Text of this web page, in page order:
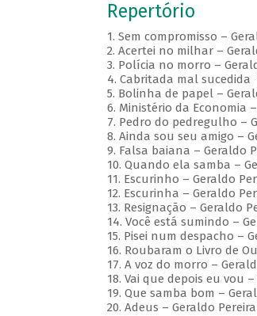
Repertório
1. Sem compromisso –
2. Acertei no milhar –
3. Polícia no morro –
4. Cabritada mal sucedida
5. Bolinha de papel –
6. Ministério da Economia
7. Pedro do pedregulho –
8. Ainda sou seu amigo –
9. Falsa baiana – Geraldo
10. Quando ela samba –
11. Escurinho – Geraldo
12. Escurinha – Geraldo
13. Resignação – Geraldo
14. Você está sumindo –
15. Pisei num despacho –
16. Roubaram o Livro de
17. A voz do morro –
18. Vai que depois eu vou
19. Que samba bom –
20. Adeus – Geraldo